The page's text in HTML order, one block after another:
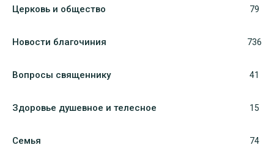
Церковь и общество 79
Новости благочиния 736
Вопросы священнику 41
Здоровье душевное и телесное 15
Семья 74